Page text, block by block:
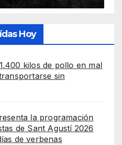
Hoy
kilos de pollo en mal
sin
la programación
de Sant Agustí 2026
de verbenas